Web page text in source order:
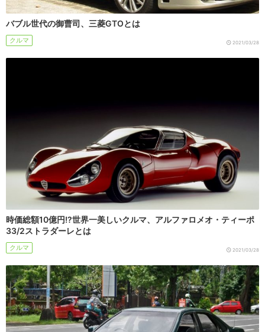
バブル世代の御曹司、三菱GTOとは
クルマ 2021/03/28
時価総額10億円!?世界一美しいクルマ、アルファロメオ・ティーポ
33/2ストラダーレとは
クルマ 2021/03/28